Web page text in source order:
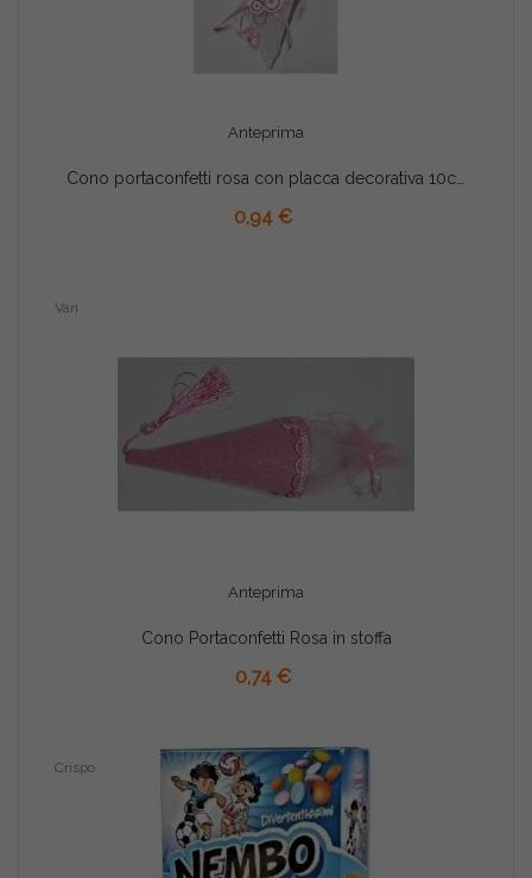
Anteprima
0,94 €
Anteprima
Vari
Cono Portaconfetti Rosa in stoffa
0,74 €
Crispo